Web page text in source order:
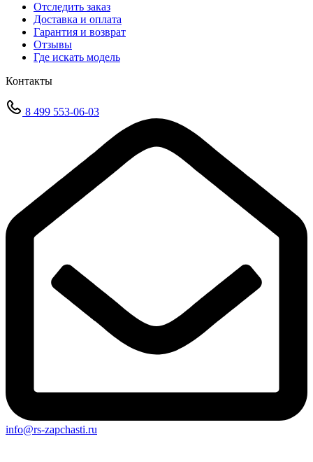
Отследить заказ
Доставка и оплата
Гарантия и возврат
Отзывы
Где искать модель
Контакты
8 499 553-06-03
info@rs-zapchasti.ru